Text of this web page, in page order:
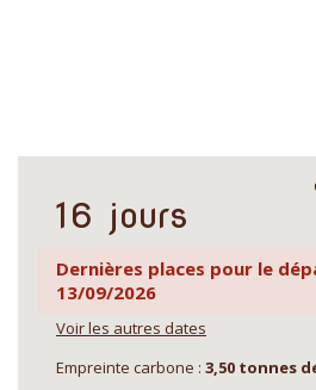
16 jours
Dernières places pour le
13/09/2026
Voir les autres dates
Empreinte carbone : 3,50 tonnes